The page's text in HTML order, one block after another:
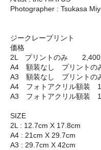
Photographer : Tsukasa
ジークレープリント
価格
2L プリントのみ 2,400
A4 額装なし プリントの
A3 額装なし プリントの
A4 フォトアクリル額装
A3 フォトアクリル額装
SIZE
2L : 12.7cm X 17.8cm
A4 : 21cm X 29.7cm
A3 : 29.7cm X 42cm